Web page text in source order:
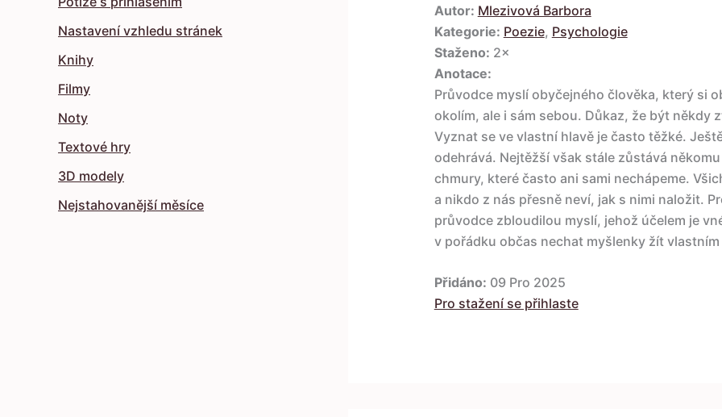
Nastavení vzhledu stránek
Knihy
Filmy
Noty
Textové hry
3D modely
Nejstahovanější měsíce
Autor: Mlezivová Barbora
Kategorie: Poezie, Psychologie
Staženo: 2×
Anotace:
Průvodce myslí obyčejného člověka, který si
okolím, ale i sám sebou. Důkaz, že být někdy
Vyznat se ve vlastní hlavě je často těžké.
odehrává. Nejtěžší však stále zůstává
chmury, které často ani sami nechápeme.
a nikdo z nás přesně neví, jak s nimi naložit.
průvodce zbloudilou myslí, jehož účelem je
v pořádku občas nechat myšlenky žít
Přidáno: 09 Pro 2025
Pro stažení se přihlaste